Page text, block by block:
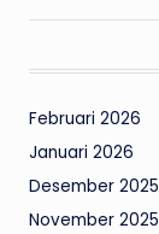
Februari 2026
Januari 2026
Desember 2025
November 2025